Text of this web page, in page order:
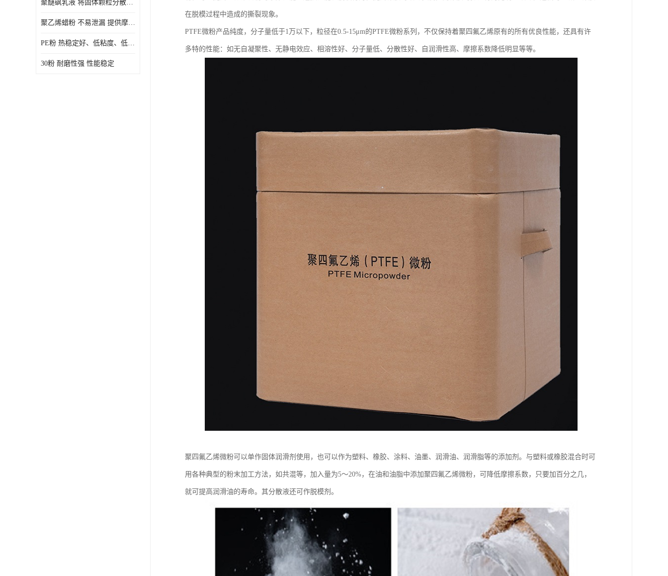
聚醚砜乳液 将固体颗粒分散均匀 高分子聚合物 新的纳米涂层材料
聚乙烯蜡粉 不易泄漏 提供摩擦减少和润滑性能
PE粉 热稳定好、低粘度、低熔点
30粉 耐磨性强 性能稳定
在脱模过程中造成的撕裂现象。
PTFE微粉产品纯度，分子量低于1万以下，粒径在0.5-15μm的PTFE微粉系列，不仅保持着聚四氟乙烯原有的所有优良性能，还具有许
多特的性能：如无自凝聚性、无静电效应、相溶性好、分子量低、分散性好、自润滑性高、摩擦系数降低明显等等。
聚四氟乙烯微粉可以单作固体润滑剂使用，也可以作为塑料、橡胶、涂料、油墨、润滑油、润滑脂等的添加剂。与塑料或橡胶混合时可
用各种典型的粉末加工方法，如共混等，加入量为5～20%，在油和油脂中添加聚四氟乙烯微粉，可降低摩擦系数，只要加百分之几，
就可提高润滑油的寿命。其分散液还可作脱模剂。